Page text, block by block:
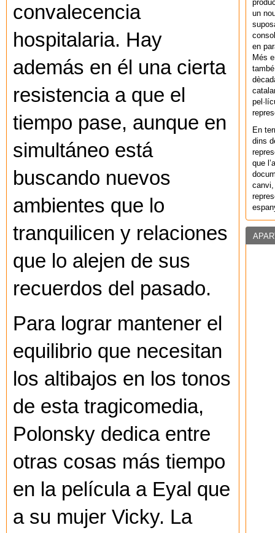
convalecencia
hospitalaria. Hay
además en él una cierta
resistencia a que el
tiempo pase, aunque en
simultáneo está
buscando nuevos
ambientes que lo
tranquilicen y relaciones
que lo alejen de sus
recuerdos del pasado.
Para lograr mantener el
equilibrio que necesitan
los altibajos en los tonos
de esta tragicomedia,
Polonsky dedica entre
otras cosas más tiempo
en la película a Eyal que
a su mujer Vicky. La
un
en
Més
En
dins
que
canvi,